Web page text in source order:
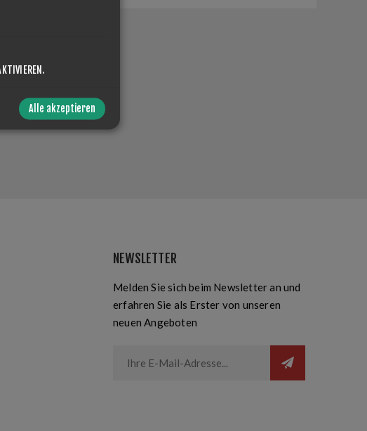
NEWSLETTER
Melden Sie sich beim Newsletter an und
erfahren Sie als Erster von unseren
neuen Angeboten
Alle akzeptieren